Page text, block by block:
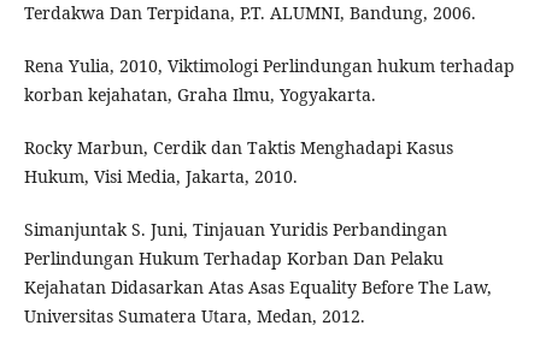
Terdakwa Dan Terpidana, P.T. ALUMNI, Bandung, 2006.
Rena Yulia, 2010, Viktimologi Perlindungan hukum terhadap
korban kejahatan, Graha Ilmu, Yogyakarta.
Rocky Marbun, Cerdik dan Taktis Menghadapi Kasus
Hukum, Visi Media, Jakarta, 2010.
Simanjuntak S. Juni, Tinjauan Yuridis Perbandingan
Perlindungan Hukum Terhadap Korban Dan Pelaku
Kejahatan Didasarkan Atas Asas Equality Before The Law,
Universitas Sumatera Utara, Medan, 2012.